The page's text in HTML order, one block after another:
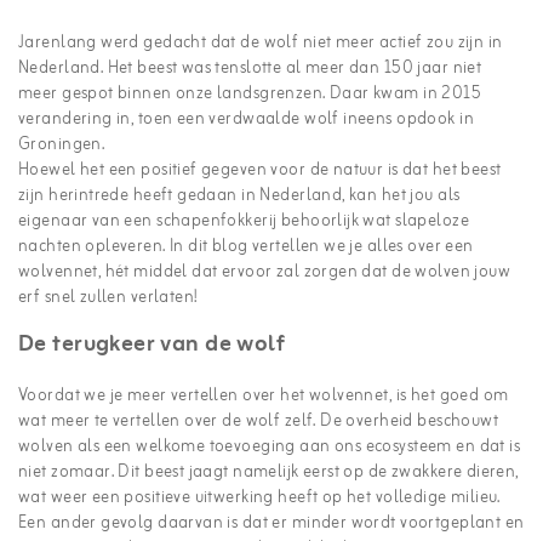
Jarenlang werd gedacht dat de wolf niet meer actief zou zijn in
Nederland. Het beest was tenslotte al meer dan 150 jaar niet
meer gespot binnen onze landsgrenzen. Daar kwam in 2015
verandering in, toen een verdwaalde wolf ineens opdook in
Groningen.
Hoewel het een positief gegeven voor de natuur is dat het beest
zijn herintrede heeft gedaan in Nederland, kan het jou als
eigenaar van een schapenfokkerij behoorlijk wat slapeloze
nachten opleveren. In dit blog vertellen we je alles over een
wolvennet, hét middel dat ervoor zal zorgen dat de wolven jouw
erf snel zullen verlaten!
De terugkeer van de wolf
Voordat we je meer vertellen over het wolvennet, is het goed om
wat meer te vertellen over de wolf zelf. De overheid beschouwt
wolven als een welkome toevoeging aan ons ecosysteem en dat is
niet zomaar. Dit beest jaagt namelijk eerst op de zwakkere dieren,
wat weer een positieve uitwerking heeft op het volledige milieu.
Een ander gevolg daarvan is dat er minder wordt voortgeplant en